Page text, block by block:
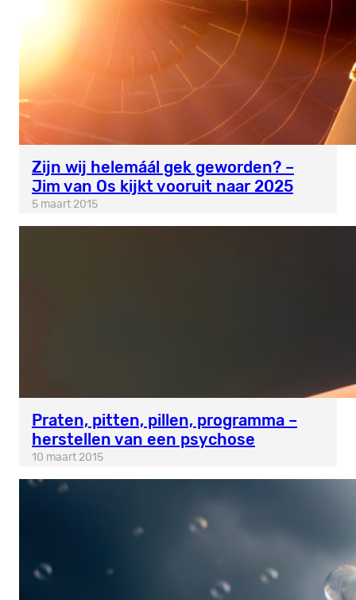
Zijn wij helemáál gek geworden? –
Jim van Os kijkt vooruit naar 2025
5 maart 2015
Praten, pitten, pillen, programma –
herstellen van een psychose
10 maart 2015